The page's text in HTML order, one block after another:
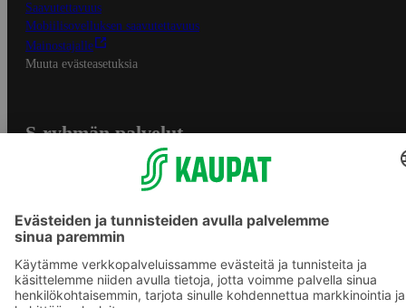
Saavutettavuus
Mobiilisovelluksen saavutettavuus
Mainostajalle
Muuta evästeasetuksia
S-ryhmän palvelut
Yhteishyvä Ruoka -sovellus
S-ostoslista -sovellus
Prisma.fi
Sokos.fi